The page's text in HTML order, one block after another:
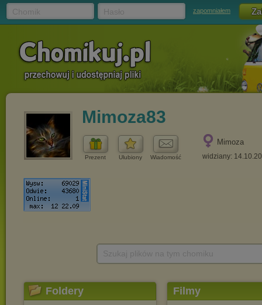
zapomniałem
Mimoza83
Prezent Ulubiony Wiadomość
Mimoza
widziany:
Foldery Filmy